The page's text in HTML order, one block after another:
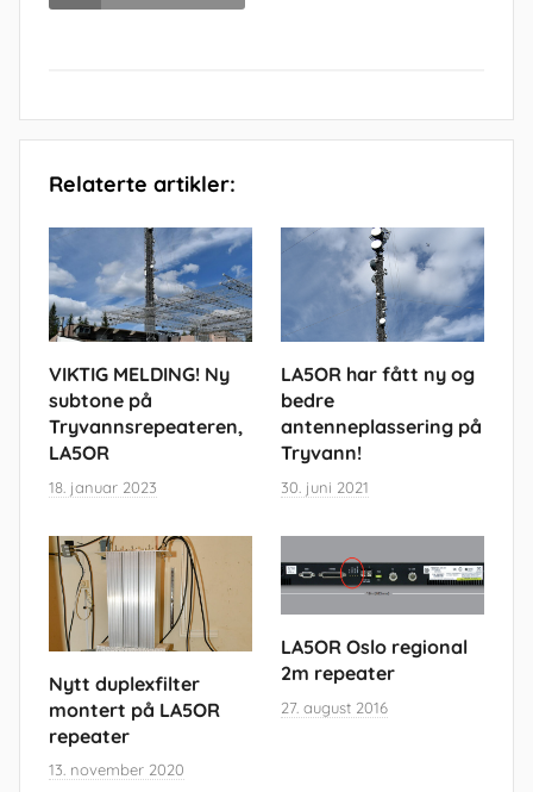
Relaterte artikler:
VIKTIG MELDING! Ny
subtone på
Tryvannsrepeateren,
LA5OR
18. januar 2023
LA5OR har fått ny og
bedre
antenneplassering på
Tryvann!
30. juni 2021
Nytt duplexfilter
montert på LA5OR
repeater
13. november 2020
LA5OR Oslo regional
2m repeater
27. august 2016